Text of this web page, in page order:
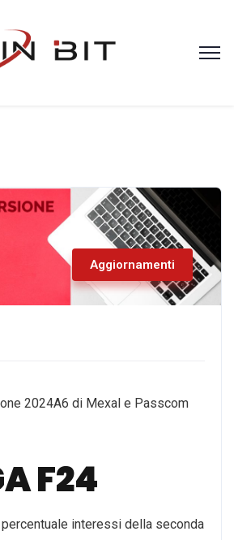
Aggiornamenti
2024A6 di Mexal e Passcom
F24
interessi della seconda